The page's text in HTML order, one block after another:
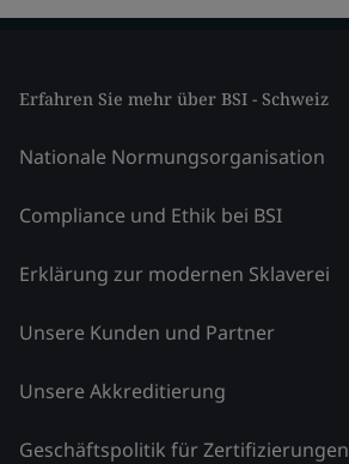
Erfahren Sie mehr über BSI - Schweiz
Nationale Normungsorganisation
Compliance und Ethik bei BSI
Erklärung zur modernen Sklaverei
Unsere Kunden und Partner
Unsere Akkreditierung
Geschäftspolitik für Zertifizierungen